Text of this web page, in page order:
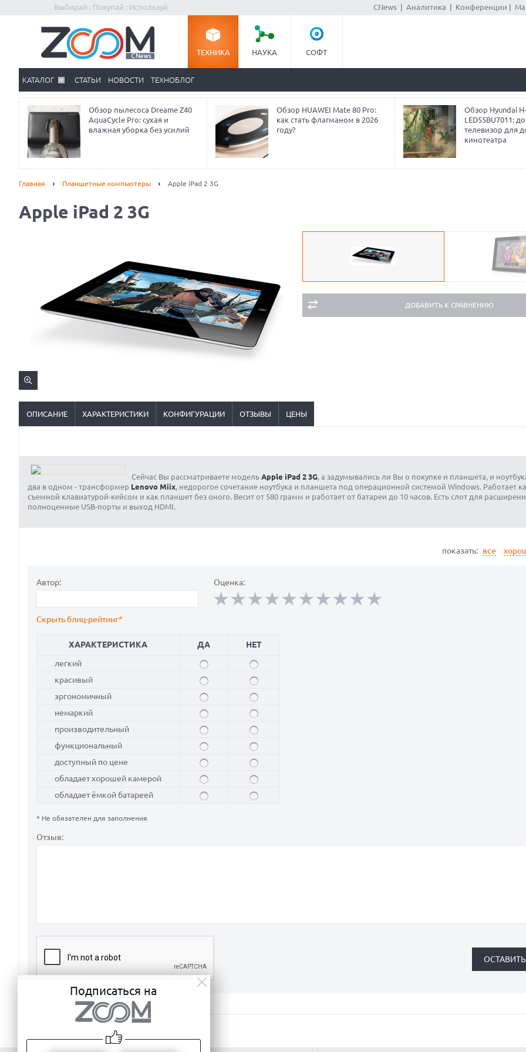
Выбирай : Покупай : Используй CNews| Аналитика Конференции
ТЕХНИКА НАУКА СОФТ
КАТАЛОГ СТАТЬИ НОВОСТИ ТЕХНОБЛОГ
Обзор пылесоса Dreame Z40
AquaCycle Pro: сухая и
влажная уборка без усилий
Обзор HUAWEI Mate 80 Pro:
как стать флагманом в 2026
году?
Обзор Hyundai H-
LED55BU7011:
телевизор для
кинотеатра
Главная Планшетные компьютеры Apple iPad 2 3G
Apple iPad 2 3G
ДОБАВИТЬ К СРАВНЕНИЮ
ОПИСАНИЕ ХАРАКТЕРИСТИКИ КОНФИГУРАЦИИ ОТЗЫВЫ ЦЕНЫ
Сейчас Вы рассматриваете модель Apple iPad 2 3G, а задумывались ли Вы о покупке и планшета, и
два в одном - трансформер Lenovo Miix, недорогое сочетание ноутбука и планшета под операционной системой Windows. Работает
съемной клавиатурой-кейсом и как планшет без оного. Весит от 580 грамм и работает от батареи до 10 часов. Есть слот для
полноценные USB-порты и выход HDMI.
показать: все
Автор: Оценка:
Скрыть блиц-рейтинг*
ХАРАКТЕРИСТИКА ДА
НЕТ
легкий
красивый
эргономичный
немаркий
производительный
функциональный
доступный по цене
обладает хорошей камерой
обладает ёмкой батареей
* Не обязателен для заполнения
Отзыв:
Подписаться на